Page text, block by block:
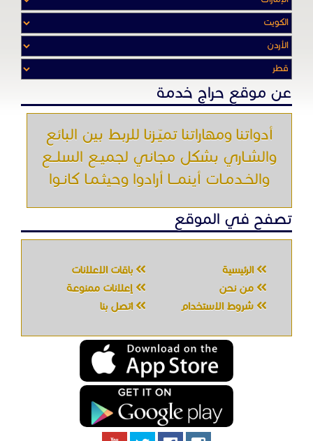
عن موقع حراج خدمة
أدواتنا ومهاراتنا تميّـزنا للربط بين البائع
والشـاري بشكل مجاني لجميـع السلــع
والخـدمـات أينمـــا أرادوا وحيثـمـا كانـوا
تصفح في الموقع
الرئيسية
باقات الإعلانات
من نحن
إعلانات ممنوعة
شروط الاستخدام
اتصل بنا